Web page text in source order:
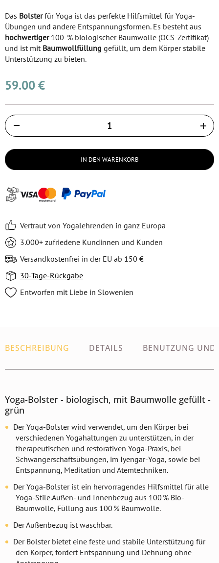
Das Bolsterfür Yoga ist das perfekte Hilfsmittel für Yoga-
Übungen und andere Entspannungsformen. Es besteht aus
hochwertiger100-% biologischer Baumwolle (OCS-Zertifikat)
und ist mit Baumwollfüllung gefüllt, um dem Körper stabile
Unterstützung zu bieten.
59.00 €
Količina
IN DEN WARENKORB
Vertraut von Yogalehrenden in ganz Europa
3.000+ zufriedene Kundinnen und Kunden
Versandkostenfrei in der EU ab 150 €
30-Tage-Rückgabe
Entworfen mit Liebe in Slowenien
BESCHREIBUNG DETAILS BENUTZUNG UND
Yoga-Bolster - biologisch, mit Baumwolle gefüllt -
grün
Der Yoga-Bolster wird verwendet, um den Körper bei
verschiedenen Yogahaltungen zu unterstützen, in der
therapeutischen und restorativen Yoga-Praxis, bei
Schwangerschaftsübungen, im Iyengar-Yoga, sowie bei
Entspannung, Meditation und Atemtechniken.
Der Yoga-Bolster ist ein hervorragendes Hilfsmittel für alle
Yoga-Stile.Außen- und Innenbezug aus 100 % Bio-
Baumwolle, Füllung aus 100 % Baumwolle.
Der Außenbezug ist waschbar.
Der Bolster bietet eine feste und stabile Unterstützung für
den Körper, fördert Entspannung und Dehnung ohne